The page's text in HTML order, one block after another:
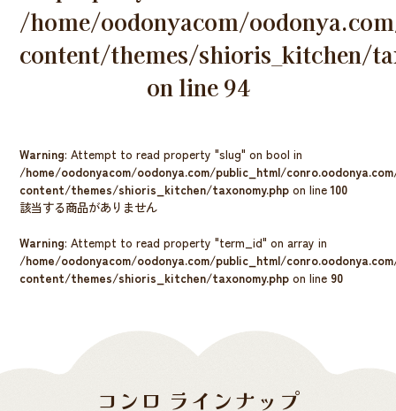
/home/oodonyacom/
content/themes/shioris_kitchen/
on line94
Warning: Attempt to read property "slug" on bool in
/home/oodonyacom/oodonya.com/public_html/
content/themes/shioris_kitchen/taxonomy.php on line100
該当する商品がありません
Warning: Attempt to read property "term_id" on array in
/home/oodonyacom/oodonya.com/public_html/
content/themes/shioris_kitchen/taxonomy.php on line 90
コンロ ラインナップ